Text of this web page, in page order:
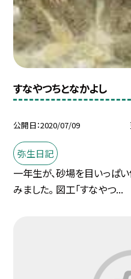
すなやつちとなかよし
公開日 2020/07/09
弥生日記
一年生が、砂場を目いっぱ
みました。 図工「すなやつ...